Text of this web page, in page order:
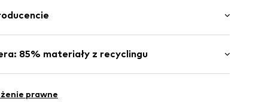
- PES, 15% Elastan
85% materiały z recyclingu
dostawcy dotycząca niezależnego testu
prawne